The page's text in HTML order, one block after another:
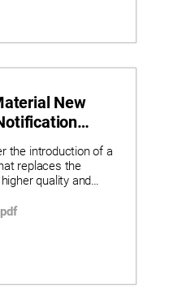
New
the introduction of a
replaces the
quality and
version, with
the Material
performance